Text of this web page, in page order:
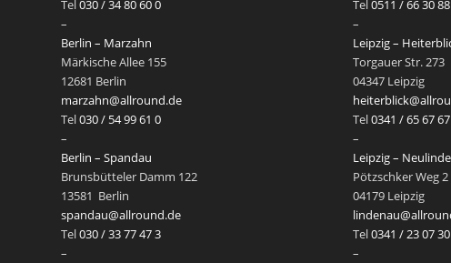
Tel030 / 34 80 60 0
–
Berlin – Marzahn
Märkische Allee 155
12681 Berlin
marzahn@allround.de
Tel030 / 54 99 61 0
–
Berlin – Spandau
Brunsbütteler Damm 122
13581 Berlin
spandau@allround.de
Tel030 / 33 77 47 3
–
Tel0511 / 66 30 88
–
Leipzig –
Torgauer Str. 273
04347 Leipzig
Tel0341 / 65 67 67
–
Leipzig –
Pötzschker Weg 2
04179 Leipzig
Tel0341 / 23 07
–